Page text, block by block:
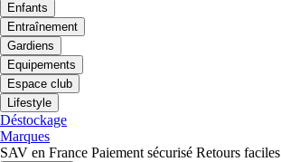
Enfants
Entraînement
Gardiens
Equipements
Espace club
Lifestyle
Déstockage
Marques
SAV en France Paiement sécurisé Retours faciles